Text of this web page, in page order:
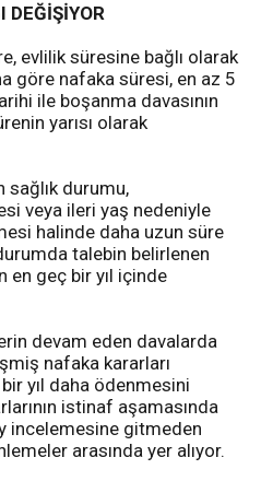
DEĞİŞİYOR
evlilik süresine bağlı olarak
göre nafaka süresi, en az 5
ile boşanma davasının
yarısı olarak
sağlık durumu,
veya ileri yaş nedeniyle
halinde daha uzun süre
talebin belirlenen
en geç bir yıl içinde
devam eden davalarda
nafaka kararları
bir yıl daha ödenmesini
istinaf aşamasında
incelemesine gitmeden
arasında yer alıyor.